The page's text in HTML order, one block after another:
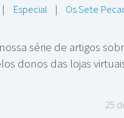
| Especial |
Os Sete
série de artigos
donos das lojas
25